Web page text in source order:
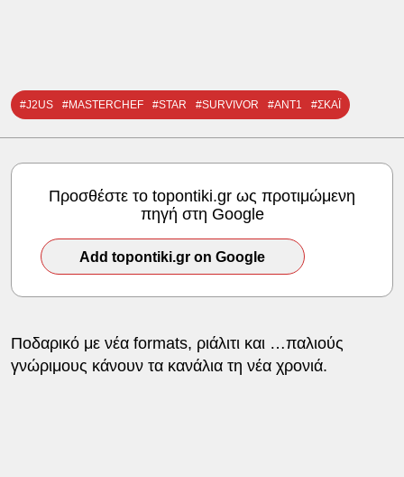
#J2US #MASTERCHEF #STAR #SURVIVOR #ΑΝΤ1 #ΣΚΑΪ
Προσθέστε το topontiki.gr ως προτιμώμενη
πηγή στη Google
Add topontiki.gr on Google
Ποδαρικό με νέα formats, ριάλιτι και …παλιούς
γνώριμους κάνουν τα κανάλια τη νέα χρονιά.